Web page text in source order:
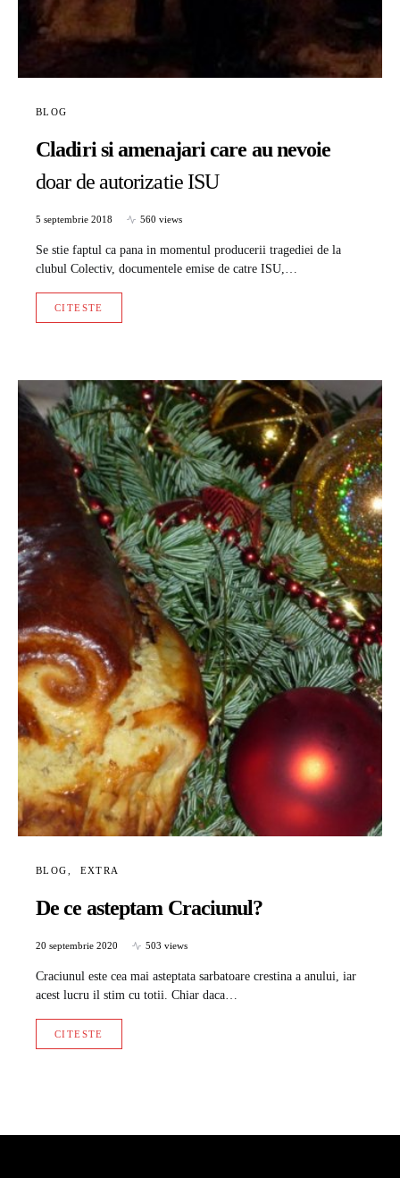
BLOG
Cladiri si amenajari care au nevoie
doar de autorizatie ISU
5 septembrie 2018 560 views
Se stie faptul ca pana in momentul producerii tragediei de la
clubul Colectiv, documentele emise de catre ISU,…
CITESTE
BLOG EXTRA
De ce asteptam Craciunul?
20 septembrie 2020 503 views
Craciunul este cea mai asteptata sarbatoare crestina a anului, iar
acest lucru il stim cu totii. Chiar daca…
CITESTE